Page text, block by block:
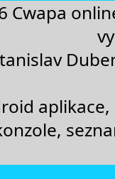
Cwapa
aplikace,
,